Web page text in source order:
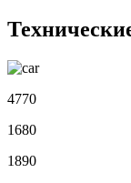
4770
1680
1890